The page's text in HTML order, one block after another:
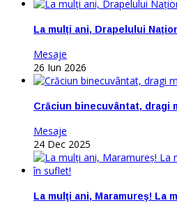
La mulți ani, Drapelului
Mesaje
26 Iun 2026
Crăciun binecuvântat, dragi
Mesaje
24 Dec 2025
La mulţi ani, Maramureş! La